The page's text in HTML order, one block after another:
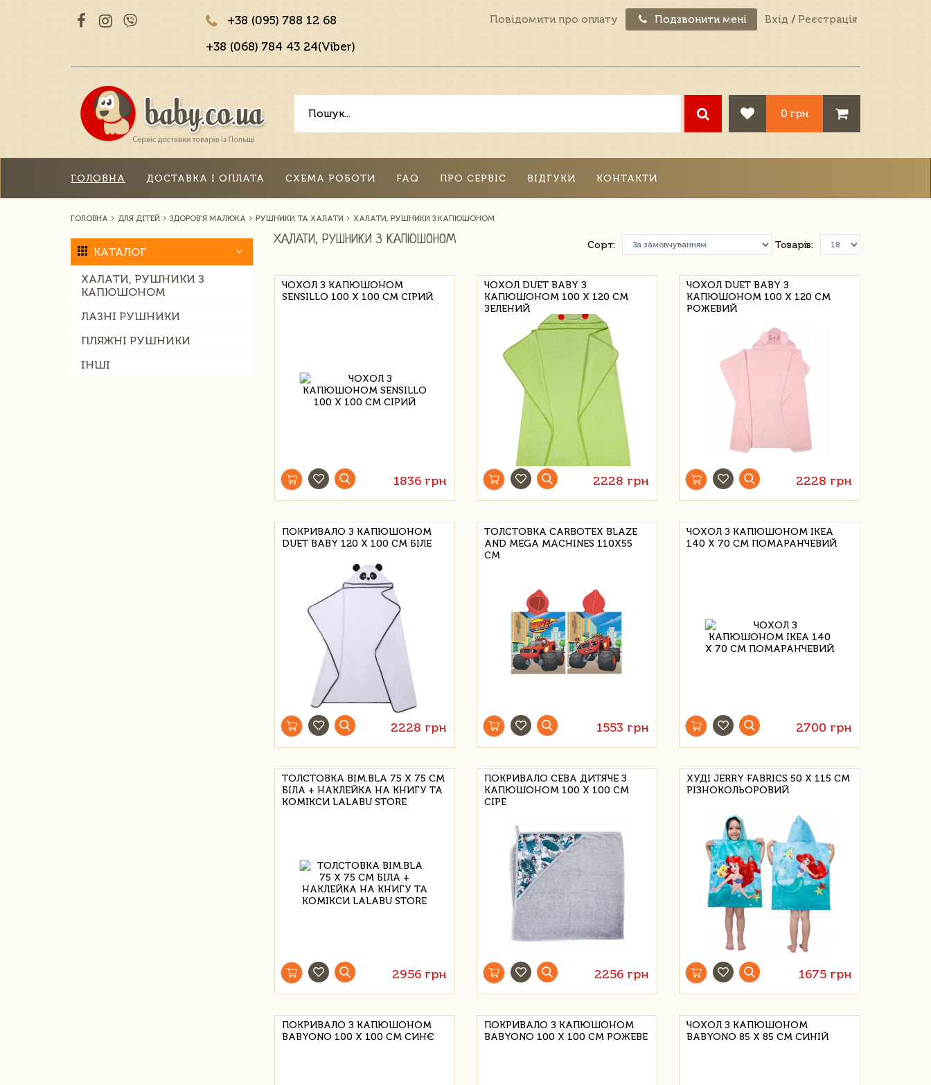
+38 (095) 788 12 68
+38 (068) 784 43 24(Viber)
Повідомити про оплату Подзвонити мені Вхід / Реєстрація
0 грн
ГОЛОВНА ДОСТАВКА І ОПЛАТА СХЕМА РОБОТИ FAQ ПРО СЕРВІС ВІДГУКИ КОНТАКТИ
ГОЛОВНА ДЛЯ ДІТЕЙ ЗДОРОВ'Я МАЛЮКА РУШНИКИ ТА ХАЛАТИ ХАЛАТИ, РУШНИКИ З КАПЮШОНОМ
КАТАЛОГ
ХАЛАТИ, РУШНИКИ З
КАПЮШОНОМ
ЛАЗНІ РУШНИКИ
ПЛЯЖНІ РУШНИКИ
ІНШІ
ХАЛАТИ, РУШНИКИ З КАПЮШОНОМ Товарів:
Сорт:
ЧОХОЛ З КАПЮШОНОМ
SENSILLO 100 Х 100 СМ СІРИЙ
1836 грн
ЧОХОЛ DUET BABY З
КАПЮШОНОМ 100 Х 120 СМ
ЗЕЛЕНИЙ
2228 грн
ЧОХОЛ DUET BABY З
КАПЮШОНОМ 100 Х 120 СМ
РОЖЕВИЙ
2228 грн
ПОКРИВАЛО З КАПЮШОНОМ
DUET BABY 120 Х 100 СМ БІЛЕ
2228 грн
ТОЛСТОВКА CARBOTEX BLAZE
AND MEGA MACHINES 110X55
СМ
1553 грн
ЧОХОЛ З КАПЮШОНОМ IKEA
140 Х 70 СМ ПОМАРАНЧЕВИЙ
2700 грн
ТОЛСТОВКА BIM.BLA 75 Х 75 СМ
БІЛА + НАКЛЕЙКА НА КНИГУ ТА
КОМІКСИ LALABU STORE
2956 грн
ПОКРИВАЛО CEBA ДИТЯЧЕ З
КАПЮШОНОМ 100 Х 100 СМ
СІРЕ
2256 грн
ХУДІ JERRY FABRICS 50 Х 115 СМ
РІЗНОКОЛЬОРОВИЙ
1675 грн
ПОКРИВАЛО З КАПЮШОНОМ
BABYONO 100 Х 100 СМ СИНЄ
ПОКРИВАЛО З КАПЮШОНОМ
BABYONO 100 Х 100 СМ РОЖЕВЕ
ЧОХОЛ З КАПЮШОНОМ
BABYONO 85 Х 85 СМ СИНІЙ